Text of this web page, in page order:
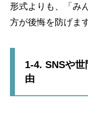
形式よりも、「み
方が後悔を防げます
1-4. SNSや
由